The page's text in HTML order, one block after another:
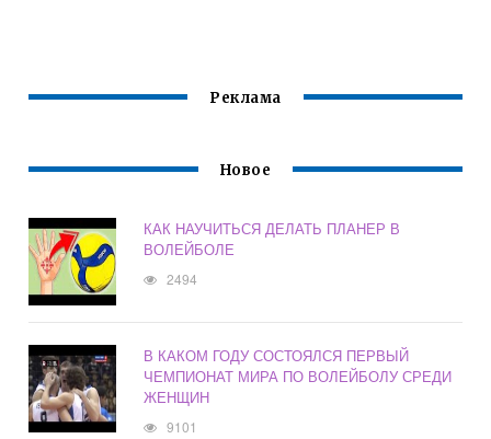
Реклама
Новое
КАК НАУЧИТЬСЯ ДЕЛАТЬ ПЛАНЕР В
ВОЛЕЙБОЛЕ
2494
В КАКОМ ГОДУ СОСТОЯЛСЯ ПЕРВЫЙ
ЧЕМПИОНАТ МИРА ПО ВОЛЕЙБОЛУ СРЕДИ
ЖЕНЩИН
9101